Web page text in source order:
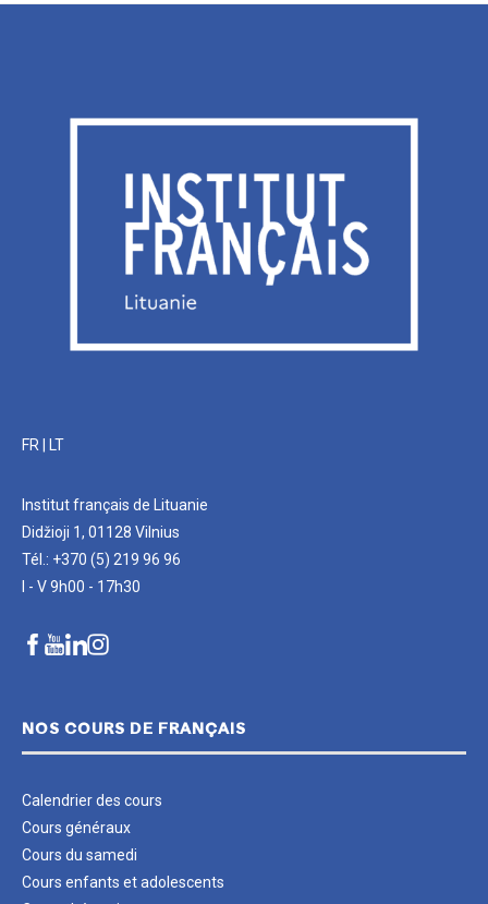
FR LT
Institut français de Lituanie
Didžioji 1, 01128 Vilnius
Tél.: +370 (5) 219 96 96
I - V 9h00 - 17h30
NOS COURS DE FRANÇAIS
Calendrier des cours
Cours généraux
Cours du samedi
Cours enfants et adolescents